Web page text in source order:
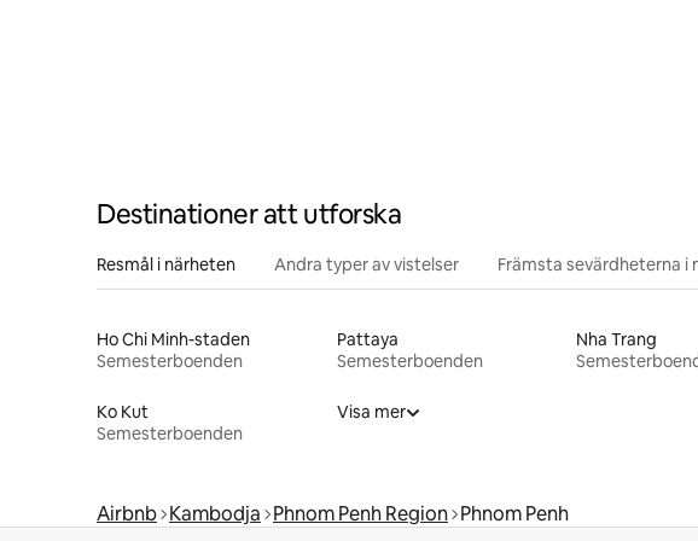
Destinationer att utforska
Resmål i närheten Andra typer av vistelser Främsta sevärdheterna i
Ho Chi Minh-staden
Semesterboenden
Pattaya
Semesterboenden
Nha Trang
Ko Kut
Semesterboenden
Visa mer
Airbnb Kambodja Phnom Penh Region Phnom Penh